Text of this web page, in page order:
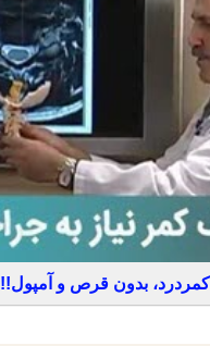
بدون قرص و آمپول!!